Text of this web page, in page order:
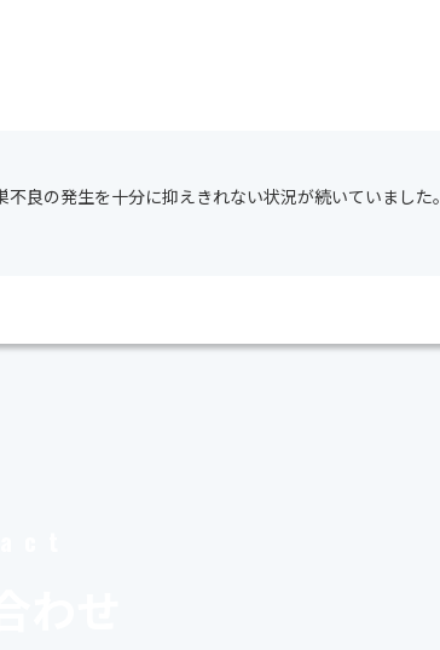
良の発生を十分に抑えきれない状況が続いていました。